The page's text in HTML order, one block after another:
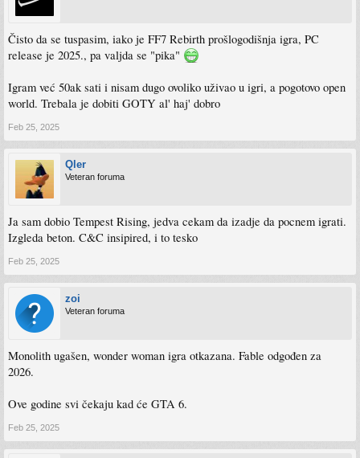
Čisto da se tuspasim, iako je FF7 Rebirth prošlogodišnja igra, PC
release je 2025., pa valjda se "pika"
Igram već 50ak sati i nisam dugo ovoliko uživao u igri, a pogotovo open
world. Trebala je dobiti GOTY al' haj' dobro
Feb 25, 2025
Qler
Veteran foruma
Ja sam dobio Tempest Rising, jedva cekam da izadje da pocnem igrati.
Izgleda beton. C&C insipired, i to tesko
Feb 25, 2025
zoi
Veteran foruma
Monolith ugašen, wonder woman igra otkazana. Fable odgođen za
2026.
Ove godine svi čekaju kad će GTA 6.
Feb 25, 2025